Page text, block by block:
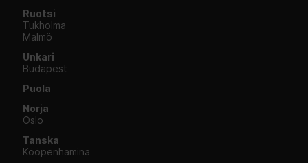
Ruotsi
Tukholma
Malmö
Unkari
Budapest
Puola
Norja
Oslo
Tanska
Kööpenhamina